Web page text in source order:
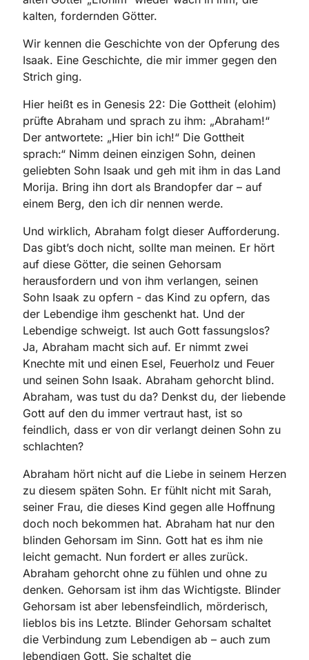
kalten, fordernden Götter.
Wir kennen die Geschichte von der Opferung des
Isaak. Eine Geschichte, die mir immer gegen den
Strich ging.
Hier heißt es in Genesis 22: Die Gottheit (elohim)
prüfte Abraham und sprach zu ihm: „Abraham!“
Der antwortete: „Hier bin ich!“ Die Gottheit
sprach:“ Nimm deinen einzigen Sohn, deinen
geliebten Sohn Isaak und geh mit ihm in das Land
Morija. Bring ihn dort als Brandopfer dar – auf
einem Berg, den ich dir nennen werde.
Und wirklich, Abraham folgt dieser Aufforderung.
Das gibt’s doch nicht, sollte man meinen. Er hört
auf diese Götter, die seinen Gehorsam
herausfordern und von ihm verlangen, seinen
Sohn Isaak zu opfern - das Kind zu opfern, das
der Lebendige ihm geschenkt hat. Und der
Lebendige schweigt. Ist auch Gott fassungslos?
Ja, Abraham macht sich auf. Er nimmt zwei
Knechte mit und einen Esel, Feuerholz und Feuer
und seinen Sohn Isaak. Abraham gehorcht blind.
Abraham, was tust du da? Denkst du, der liebende
Gott auf den du immer vertraut hast, ist so
feindlich, dass er von dir verlangt deinen Sohn zu
schlachten?
Abraham hört nicht auf die Liebe in seinem Herzen
zu diesem späten Sohn. Er fühlt nicht mit Sarah,
seiner Frau, die dieses Kind gegen alle Hoffnung
doch noch bekommen hat. Abraham hat nur den
blinden Gehorsam im Sinn. Gott hat es ihm nie
leicht gemacht. Nun fordert er alles zurück.
Abraham gehorcht ohne zu fühlen und ohne zu
denken. Gehorsam ist ihm das Wichtigste. Blinder
Gehorsam ist aber lebensfeindlich, mörderisch,
lieblos bis ins Letzte. Blinder Gehorsam schaltet
die Verbindung zum Lebendigen ab – auch zum
lebendigen Gott. Sie schaltet die